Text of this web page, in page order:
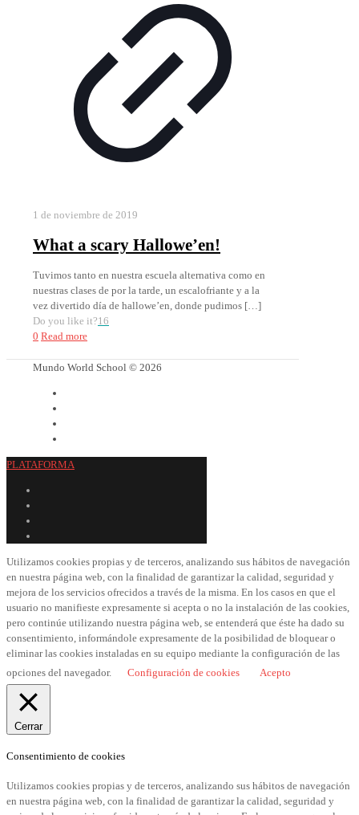
1 de noviembre de 2019
What a scary Hallowe’en!
Tuvimos tanto en nuestra escuela alternativa como en
nuestras clases de por la tarde, un escalofriante y a la
vez divertido día de hallowe’en, donde pudimos […]
Do you like it?16
0 Read more
Mundo World School © 2026
PLATAFORMA
Utilizamos cookies propias y de terceros, analizando sus hábitos de navegación
en nuestra página web, con la finalidad de garantizar la calidad, seguridad y
mejora de los servicios ofrecidos a través de la misma. En los casos en que el
usuario no manifieste expresamente si acepta o no la instalación de las cookies,
pero continúe utilizando nuestra página web, se entenderá que éste ha dado su
consentimiento, informándole expresamente de la posibilidad de bloquear o
eliminar las cookies instaladas en su equipo mediante la configuración de las
opciones del navegador.
Configuración de cookies Acepto
Cerrar
Consentimiento de cookies
Utilizamos cookies propias y de terceros, analizando sus hábitos de navegación
en nuestra página web, con la finalidad de garantizar la calidad, seguridad y